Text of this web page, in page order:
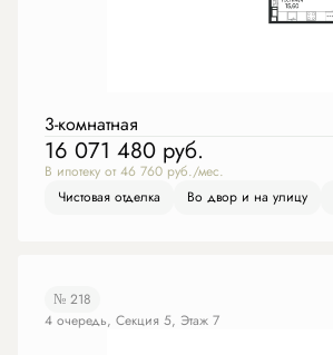
3-комнатная
16 071 480 руб.
В ипотеку от 46 760 руб./мес.
Чистовая отделка
Во двор и на улицу
№ 218
4 очередь, Секция 5, Этаж 7